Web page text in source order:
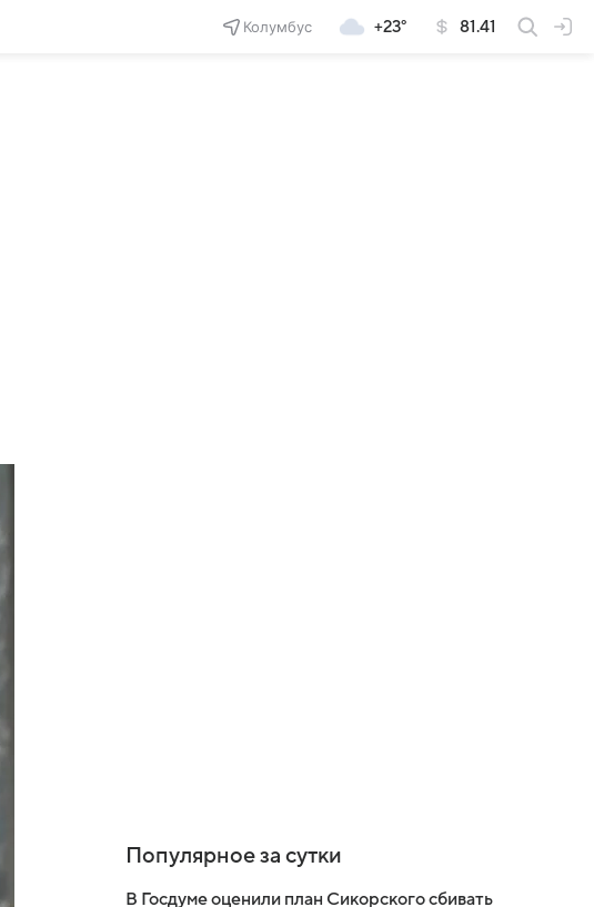
Колумбус +23° 81.41
Популярное за сутки
В Госдуме оценили план Сикорского сбивать